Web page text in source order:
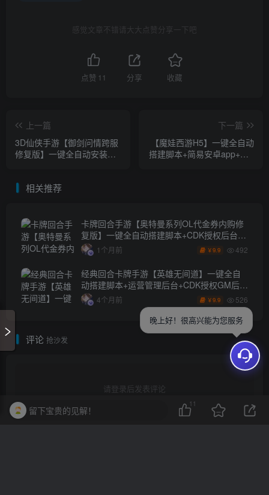
感觉文章不错请大大点赞分享一下吧
点赞 11 分享 收藏
上一篇
3D仙侠手游【御剑问情跨服
修复版】一键全自动安装脚
下一篇
【魔娃西游H5】一键全自动
搭建脚本+简易安卓app+GM
相关推荐
卡牌回合手游【奥特曼系列OL代金券内购修
复版】一键全自动搭建脚本+CDK授权后台
+安卓苹果双端
1个月前 ￥9.9 492
经典回合卡牌手游【英雄无间道】一键全自
动搭建脚本+运营管理后台+CDK授权GM后台
+安卓苹果双端
4个月前 ￥9.9 526
评论 抢沙发
请登录后发表评论
注册
留下宝贵的见解！
11
晚上好！很高兴能为您服务